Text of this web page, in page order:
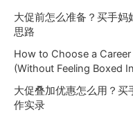
大促前怎么准备？买手
思路
How to Choose a
(Without Feeling Boxed
大促叠加优惠怎么用？
作实录